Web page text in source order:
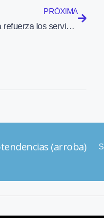
PRÓXIMA
Aena refuerza los servicios de información, seguridad, limpieza y atención médica en los aeropuertos con vuelos al norte de Europa
(arroba)